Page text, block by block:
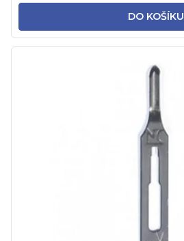
DO KOŠÍKU